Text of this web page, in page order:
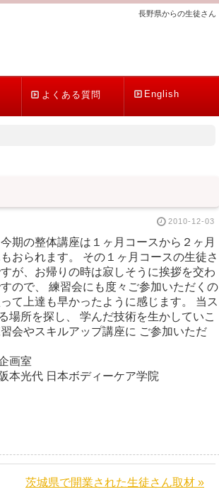
長野県からの生徒さん
よくある質問 English
2010-12-03
期の整体講座は１ヶ月コースから２ヶ月
おられます。 その１ヶ月コースの生徒さ
が、お帰りの時は寂しそうに挨拶を交わ
ので、 練習会にも度々ご参加いただくの
て上達も早かったように感じます。 当ス
場所を探し、 学んだ技術を生かしていこ
会やスキルアップ講座に ご参加いただ
ケア学院
茨城県で開業された生徒さん取材 »